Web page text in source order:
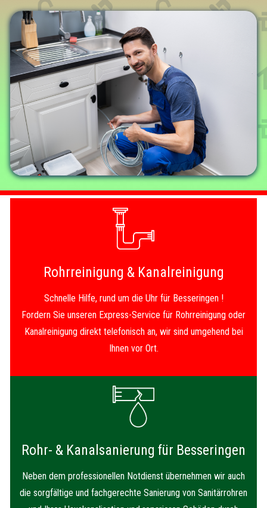
Rohrreinigung & Kanalreinigung
Schnelle Hilfe, rund um die Uhr für Besseringen !
Fordern Sie unseren Express-Service für Rohrreinigung oder
Kanalreinigung direkt telefonisch an, wir sind umgehend bei
Ihnen vor Ort.
Rohr- & Kanalsanierung für Besseringen
Neben dem professionellen Notdienst übernehmen wir auch
die sorgfältige und fachgerechte Sanierung von Sanitärrohren